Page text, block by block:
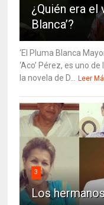
¿Quién era el
Blanca’?
‘El Pluma Blanca
‘Aco’ Pérez, es uno
la novela de D...
Leer
3
Los